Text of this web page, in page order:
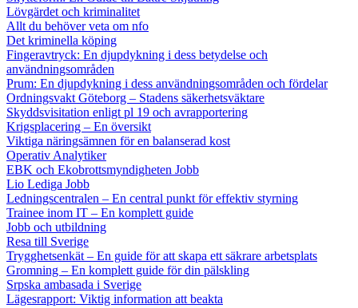
Lövgärdet och kriminalitet
Allt du behöver veta om nfo
Det kriminella köping
Fingeravtryck: En djupdykning i dess betydelse och
användningsområden
Prum: En djupdykning i dess användningsområden och fördelar
Ordningsvakt Göteborg – Stadens säkerhetsväktare
Skyddsvisitation enligt pl 19 och avrapportering
Krigsplacering – En översikt
Viktiga näringsämnen för en balanserad kost
Operativ Analytiker
EBK och Ekobrottsmyndigheten Jobb
Lio Lediga Jobb
Ledningscentralen – En central punkt för effektiv styrning
Trainee inom IT – En komplett guide
Jobb och utbildning
Resa till Sverige
Trygghetsenkät – En guide för att skapa ett säkrare arbetsplats
Gromning – En komplett guide för din pälskling
Srpska ambasada i Sverige
Lägesrapport: Viktig information att beakta